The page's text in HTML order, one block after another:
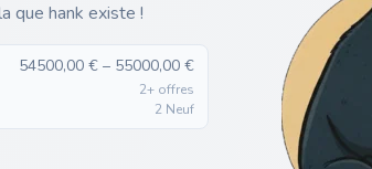
que hank existe !
54500,00 € – 55000,00 €
2+ offres
2 Neuf